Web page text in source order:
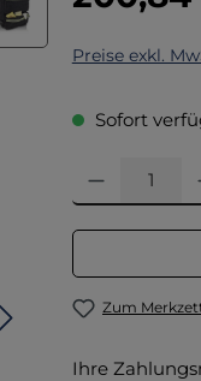
Preise exkl.
Sofort
Produkt
Zum
Ihre